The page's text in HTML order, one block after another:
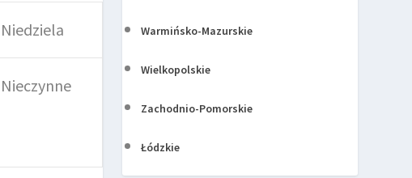
Niedziela
Nieczynne
Warmińsko-Mazurskie
Wielkopolskie
Zachodnio-Pomorskie
Łódzkie